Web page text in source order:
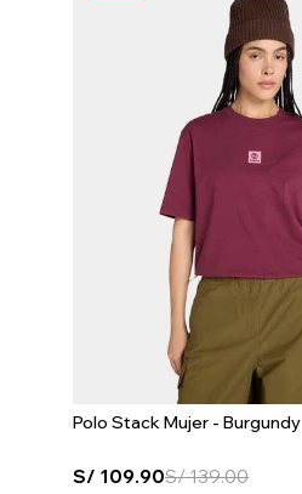
Polo Stack Mujer - Burgundy
S/ 109.90S/139.00